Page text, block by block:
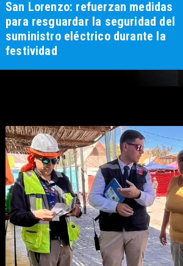
San Lorenzo: refuerzan medidas
para resguardar la seguridad del
suministro eléctrico durante la
festividad